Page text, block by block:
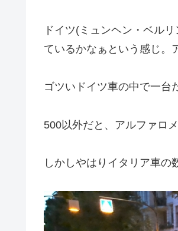
ドイツ(ミュンヘン・ベル
ているかなぁという感じ。
ゴツいドイツ車の中で一台
500以外だと、アルファロ
しかしやはりイタリア車の